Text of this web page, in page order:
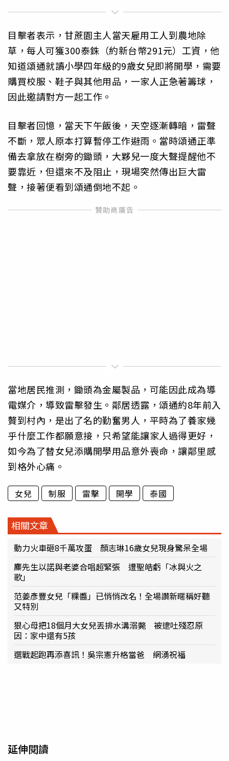
目擊者表示，甘蔗園主人當天雇用工人到農地除
草，每人可獲300泰銖（約新台幣291元）工資，他
知道頌通就讀小學四年級的9歲女兒即將開學，需要
購買校服、鞋子與其他用品，一家人正急著籌球，
因此邀請對方一起工作。
目擊者回憶，當天下午飯後，天空逐漸轉暗，雷聲
不斷，眾人原本打算暫停工作避雨。當時頌通正準
備去拿放在樹旁的鋤頭，大夥兒一度大聲提醒他不
要靠近，但還來不及阻止，現場突然傳出巨大雷
聲，接著便看到頌通倒地不起。
當地居民推測，鋤頭為金屬製品，可能因此成為導
電媒介，導致雷擊發生。鄰居透露，頌通約8年前入
贅到村內，是出了名的勤奮男人，平時為了養家幾
乎什麼工作都願意接，只希望能讓家人過得更好，
如今為了替女兒添購開學用品意外喪命，讓鄰里感
到格外心痛。
女兒 制服 雷擊 開學 泰國
相關文章
動力火車砸8千萬攻蛋 顏志琳16歲女兒現身驚呆全場
麋先生以諾與老婆合唱超緊張 遭聖皓虧「冰與火之
歌」
范姜彥豐女兒「粿醬」已悄悄改名！全場讚新暱稱好聽
又特別
狠心母把18個月大女兒丟排水溝溺斃 被逮吐殘忍原
因：家中還有5孩
選戰起跑再添喜訊！吳宗憲升格當爸 網湧祝福
延伸閱讀